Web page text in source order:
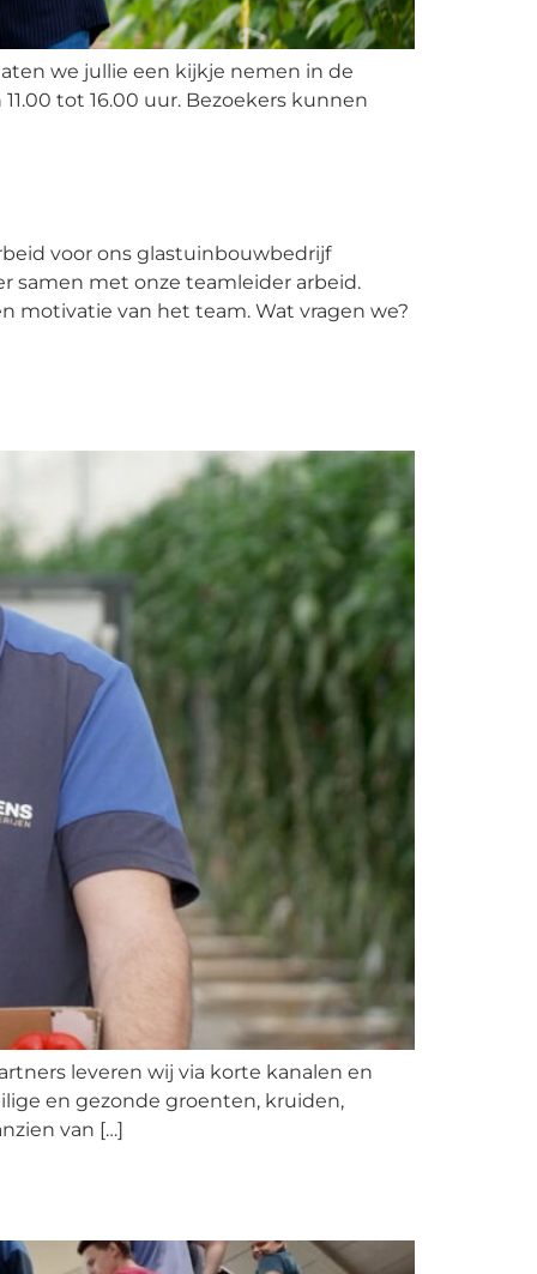
we jullie een kijkje nemen in de
tot 16.00 uur. Bezoekers kunnen
voor ons glastuinbouwbedrijf
samen met onze teamleider arbeid.
motivatie van het team. Wat vragen we?
leveren wij via korte kanalen en
en gezonde groenten, kruiden,
van […]